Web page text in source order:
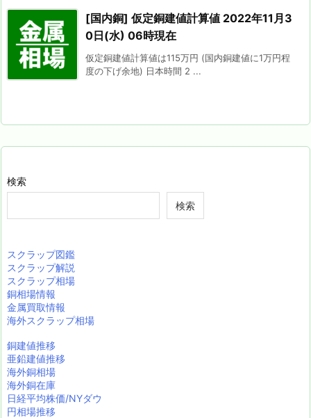
[国内銅] 仮定銅建値計算値 2022年11月3
0日(水) 06時現在
仮定銅建値計算値は115万円 (国内銅建値に1万円程
度の下げ余地) 日本時間 2 ...
検索
検索
スクラップ図鑑
スクラップ解説
スクラップ相場
銅相場情報
金属買取情報
海外スクラップ相場
銅建値推移
亜鉛建値推移
海外銅相場
海外銅在庫
日経平均株価/NYダウ
円相場推移